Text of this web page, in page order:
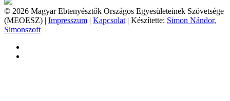
© 2026 Magyar Ebtenyésztők Országos Egyesületeinek Szövetsége
(MEOESZ) | Impresszum | Kapcsolat | Készítette: Simon Nándor,
Simonszoft